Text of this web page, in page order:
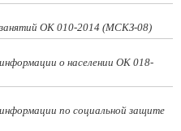
ОК 010-2014 (МСКЗ-08)
о населении ОК 018-
по социальной защите